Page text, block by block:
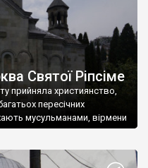
Святої Ріпсіме
прийняла християнство,
пересічних
мусульманами, вірмени